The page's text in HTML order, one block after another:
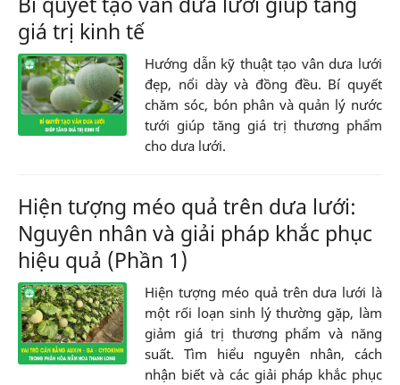
giá trị kinh tế
Hướng dẫn kỹ thuật tạo vân dưa lưới
đẹp, nổi dày và đồng đều. Bí quyết
chăm sóc, bón phân và quản lý nước
tưới giúp tăng giá trị thương phẩm
cho dưa lưới.
Hiện tượng méo quả trên dưa lưới:
Nguyên nhân và giải pháp khắc phục
hiệu quả (Phần 1)
Hiện tượng méo quả trên dưa lưới là
một rối loạn sinh lý thường gặp, làm
giảm giá trị thương phẩm và năng
suất. Tìm hiểu nguyên nhân, cách
nhận biết và các giải pháp khắc phục